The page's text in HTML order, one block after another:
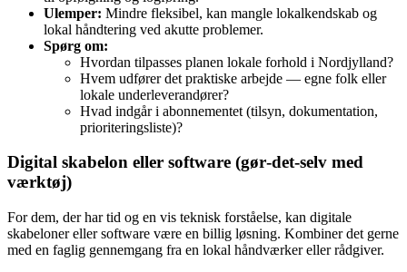
Ulemper: Mindre fleksibel, kan mangle lokalkendskab og
lokal håndtering ved akutte problemer.
Spørg om:
Hvordan tilpasses planen lokale forhold i Nordjylland?
Hvem udfører det praktiske arbejde — egne folk eller
lokale underleverandører?
Hvad indgår i abonnementet (tilsyn, dokumentation,
prioriteringsliste)?
Digital skabelon eller software (gør‑det‑selv med
værktøj)
For dem, der har tid og en vis teknisk forståelse, kan digitale
skabeloner eller software være en billig løsning. Kombiner det gerne
med en faglig gennemgang fra en lokal håndværker eller rådgiver.